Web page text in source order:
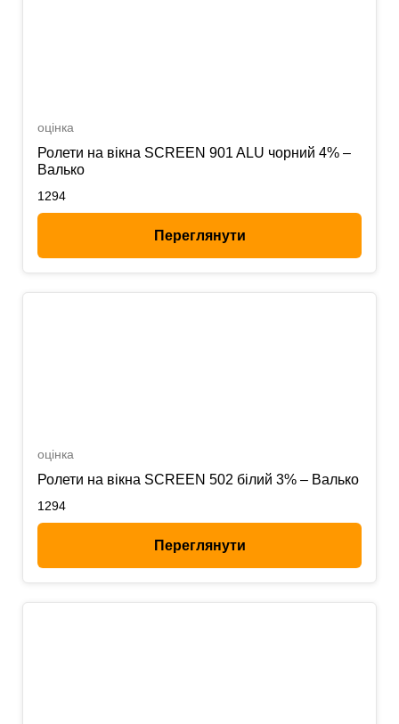
оцінка
Ролети на вікна SCREEN 901 ALU чорний 4% –
Валько
1294
Переглянути
оцінка
Ролети на вікна SCREEN 502 білий 3% – Валько
1294
Переглянути